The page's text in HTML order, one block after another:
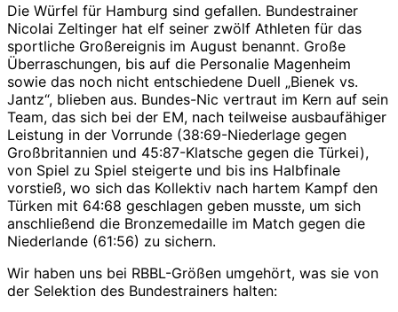
Die Würfel für Hamburg sind gefallen. Bundestrainer
Nicolai Zeltinger hat elf seiner zwölf Athleten für das
sportliche Großereignis im August benannt. Große
Überraschungen, bis auf die Personalie Magenheim
sowie das noch nicht entschiedene Duell „Bienek vs.
Jantz“, blieben aus. Bundes-Nic vertraut im Kern auf sein
Team, das sich bei der EM, nach teilweise ausbaufähiger
Leistung in der Vorrunde (38:69-Niederlage gegen
Großbritannien und 45:87-Klatsche gegen die Türkei),
von Spiel zu Spiel steigerte und bis ins Halbfinale
vorstieß, wo sich das Kollektiv nach hartem Kampf den
Türken mit 64:68 geschlagen geben musste, um sich
anschließend die Bronzemedaille im Match gegen die
Niederlande (61:56) zu sichern.
Wir haben uns bei RBBL-Größen umgehört, was sie von
der Selektion des Bundestrainers halten: